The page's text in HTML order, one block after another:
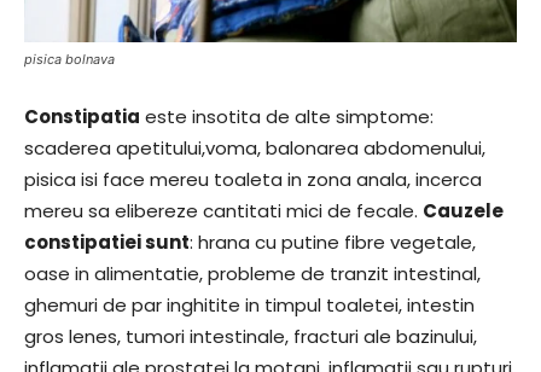
pisica bolnava
Constipatia este insotita de alte simptome:
scaderea apetitului,voma, balonarea abdomenului,
pisica isi face mereu toaleta in zona anala, incerca
mereu sa elibereze cantitati mici de fecale. Cauzele
constipatiei sunt: hrana cu putine fibre vegetale,
oase in alimentatie, probleme de tranzit intestinal,
ghemuri de par inghitite in timpul toaletei, intestin
gros lenes, tumori intestinale, fracturi ale bazinului,